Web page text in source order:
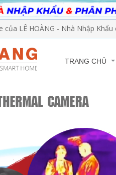
LÊ HOÀNG - Nhà Nhập Khẩu
TRANG CHỦ